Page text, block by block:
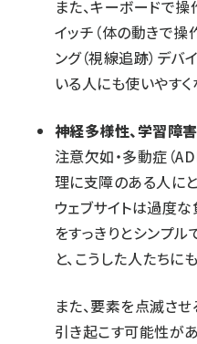
また、キーボードで操
イッチ（体の動きで操
ング（視線追跡）デ
いる人にも使いやすく
神経多様性、学習障
注意欠如・多動症（
理に支障のある人に
ウェブサイトは過度
をすっきりとシンプ
と、こうした人たちに
また、要素を点滅さ
引き起こす可能性が